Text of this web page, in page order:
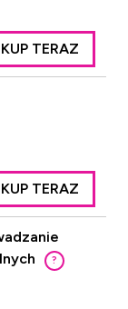
KUP TERAZ
KUP TERAZ
?